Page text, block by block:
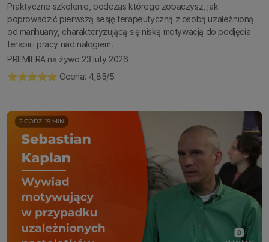
Praktyczne szkolenie, podczas którego zobaczysz, jak
poprowadzić pierwszą sesję terapeutyczną z osobą uzależnioną
od marihuany, charakteryzującą się niską motywacją do podjęcia
terapii i pracy nad nałogiem.
PREMIERA na żywo 23 luty 2026
⭐️⭐️⭐️⭐️⭐️ Ocena: 4,85/5